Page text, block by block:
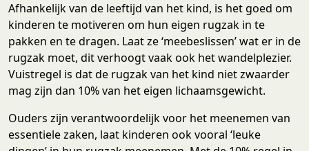
Afhankelijk van de leeftijd van het kind, is het goed om
kinderen te motiveren om hun eigen rugzak in te
pakken en te dragen. Laat ze ‘meebeslissen’ wat er in de
rugzak moet, dit verhoogt vaak ook het wandelplezier.
Vuistregel is dat de rugzak van het kind niet zwaarder
mag zijn dan 10% van het eigen lichaamsgewicht.
Ouders zijn verantwoordelijk voor het meenemen van
essentiele zaken, laat kinderen ook vooral ‘leuke